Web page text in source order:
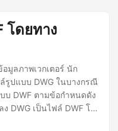
โดยทาง
มูลภาพเวกเตอร์ นัก
รูปแบบ DWG ในบางกรณี
บ DWF ตามข้อกำหนดดัง
DWG เป็นไฟล์ DWF โดย